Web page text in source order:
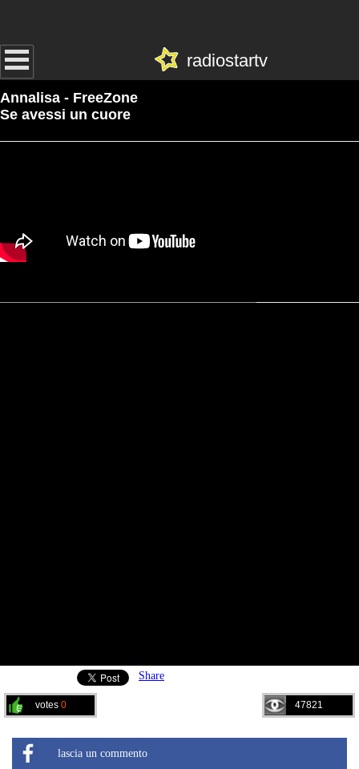
radiostartv
Annalisa - FreeZone
Se avessi un cuore
Share
47821
votes 0
lascia un commento